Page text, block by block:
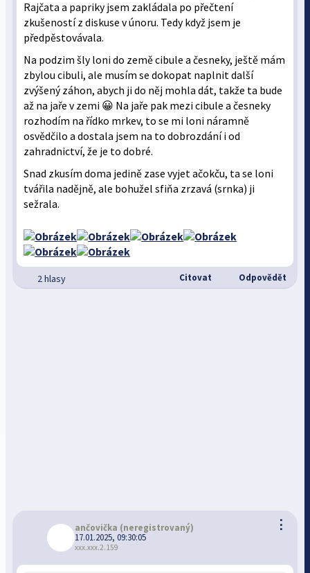
Rajčata a papriky jsem zakládala po přečtení
zkušeností z diskuse v únoru. Tedy když jsem je
předpěstovávala.
Na podzim šly loni do země cibule a česneky, ještě mám
zbylou cibuli, ale musím se dokopat naplnit další
zvýšený záhon, abych ji do něj mohla dát, takže ta bude
až na jaře v zemi 😀 Na jaře pak mezi cibule a česneky
rozhodím na řídko mrkev, to se mi loni náramně
osvědčilo a dostala jsem na to dobrozdání i od
zahradnictví, že je to dobré.
Snad zkusím doma jedině zase vyjet ačokču, ta se loni
tvářila nadějně, ale bohužel sfiňa zrzavá (srnka) ji
sežrala.
2 hlasy Citovat Odpovědět
⋮
ančovička (neregistrovaný)
17.01.2025, 09:30:05
xxx.xxx.2.159